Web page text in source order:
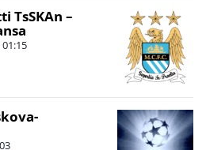
TsSKAn –
01:15